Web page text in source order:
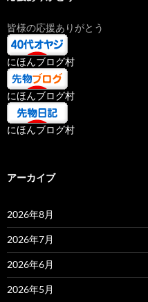
皆様の応援ありがとう
にほんブログ村
にほんブログ村
にほんブログ村
アーカイブ
2026年8月
2026年7月
2026年6月
2026年5月